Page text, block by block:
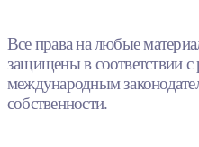
Все права на любые
защищены в соответствии с
международным
собственности.